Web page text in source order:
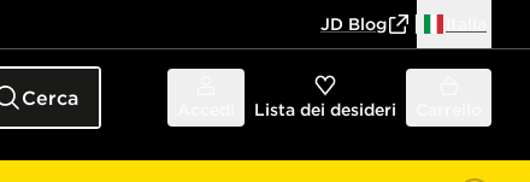
JD Blog
Cerca Lista dei desideri